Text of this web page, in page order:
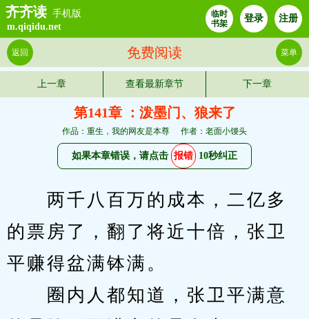
齐齐读 手机版
m.qiqidu.net
临时
书架
登录 注册
免费阅读
返回 菜单
上一章 查看最新章节 下一章
第141章 ：泼墨门、狼来了
作品：重生，我的网友是本尊 作者：老面小馒头
如果本章错误，请点击 报错 10秒纠正
两千八百万的成本，二亿多
的票房了，翻了将近十倍，张卫
平赚得盆满钵满。
圈内人都知道，张卫平满意